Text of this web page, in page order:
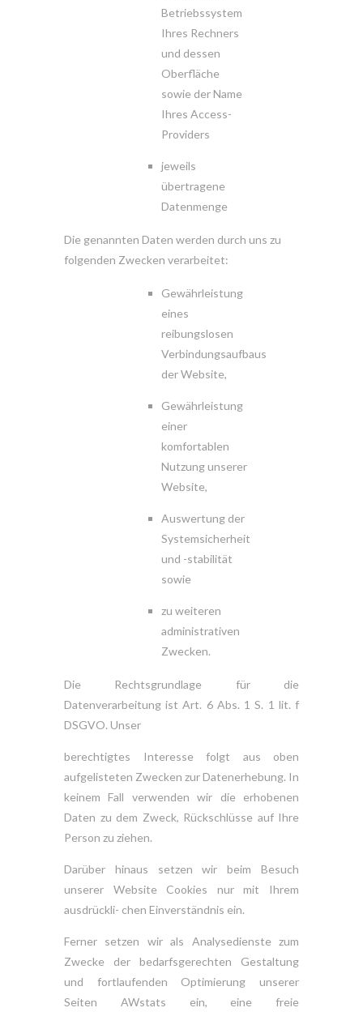
Betriebssystem
Ihres Rechners
und dessen
Oberfläche
sowie der Name
Ihres Access-
Providers
jeweils
übertragene
Datenmenge
Die genannten Daten werden durch uns zu
folgenden Zwecken verarbeitet:
Gewährleistung
eines
reibungslosen
Verbindungsaufbaus
der Website,
Gewährleistung
einer
komfortablen
Nutzung unserer
Website,
Auswertung der
Systemsicherheit
und -stabilität
sowie
zu weiteren
administrativen
Zwecken.
Die Rechtsgrundlage für die
Datenverarbeitung ist Art. 6 Abs. 1 S. 1 lit. f
DSGVO. Unser
berechtigtes Interesse folgt aus oben
aufgelisteten Zwecken zur Datenerhebung. In
keinem Fall verwenden wir die erhobenen
Daten zu dem Zweck, Rückschlüsse auf Ihre
Person zu ziehen.
Darüber hinaus setzen wir beim Besuch
unserer Website Cookies nur mit Ihrem
ausdrückli- chen Einverständnis ein.
Ferner setzen wir als Analysedienste zum
Zwecke der bedarfsgerechten Gestaltung
und fortlaufenden Optimierung unserer
Seiten AWstats ein, eine freie